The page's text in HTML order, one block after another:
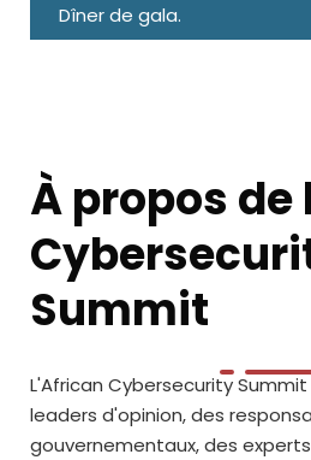
Dîner de gala.
À propos de
Summit
L'African Cybersecurity
leaders d'opinion, des
gouvernementaux, des